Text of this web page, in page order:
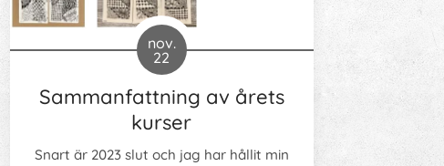
nov.
22
Sammanfattning av årets
kurser
Snart är 2023 slut och jag har hållit min